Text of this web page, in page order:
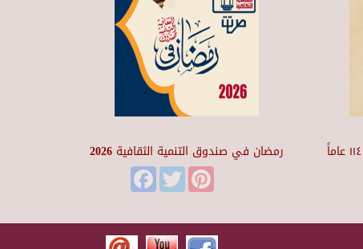
رمضان في صندوق التنمية الثقافية 2026
FacebookTwitter
متحف ومركز إبداع نجيب محفوظ ١١٤ عاماً